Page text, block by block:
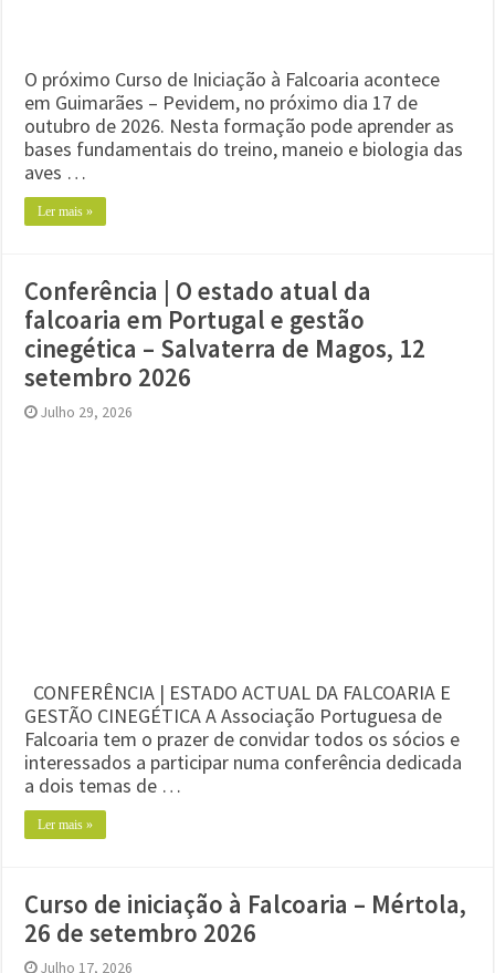
O próximo Curso de Iniciação à Falcoaria acontece
em Guimarães – Pevidem, no próximo dia 17 de
outubro de 2026. Nesta formação pode aprender as
bases fundamentais do treino, maneio e biologia das
aves …
Ler mais »
Conferência | O estado atual da
falcoaria em Portugal e gestão
cinegética – Salvaterra de Magos, 12
setembro 2026
Julho 29, 2026
CONFERÊNCIA | ESTADO ACTUAL DA FALCOARIA E
GESTÃO CINEGÉTICA A Associação Portuguesa de
Falcoaria tem o prazer de convidar todos os sócios e
interessados a participar numa conferência dedicada
a dois temas de …
Ler mais »
Curso de iniciação à Falcoaria – Mértola,
26 de setembro 2026
Julho 17, 2026